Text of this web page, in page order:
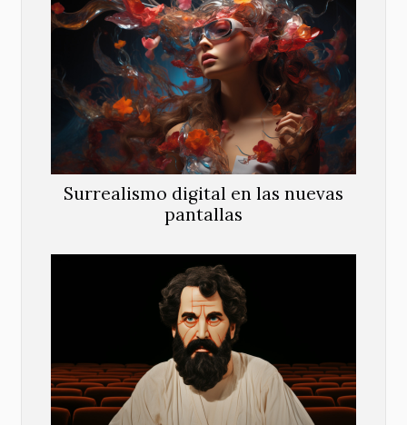
Surrealismo digital en las nuevas
pantallas